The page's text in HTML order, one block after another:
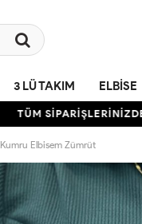
3 LÜ TAKIM ELBISE
TÜM SİPARİŞLERİNİZDE
Kumru Elbisem Zümrüt